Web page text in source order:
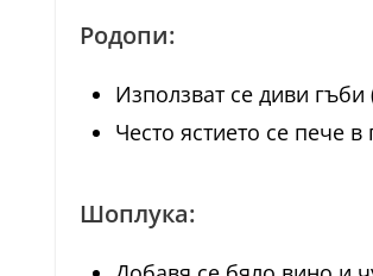
Родопи:
Използват се диви
Често ястието се пече
Шоплука: